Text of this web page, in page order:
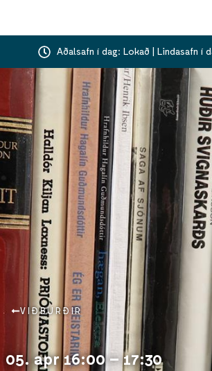
Aðalsafn í dag: Lokað | Lindasafn í
VIÐBURÐIR
05. apr 16:00 – 17:30